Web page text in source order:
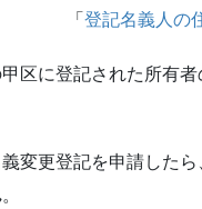
「 登記名義人の
区に登記された所有
変更登記を申請した
。